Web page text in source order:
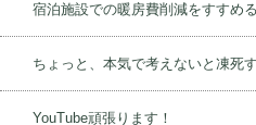
宿泊施設での暖房費削減をすすめ
ちょっと、本気で考えないと凍死
YouTube頑張ります！